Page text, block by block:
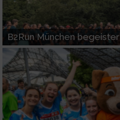
B2Run München